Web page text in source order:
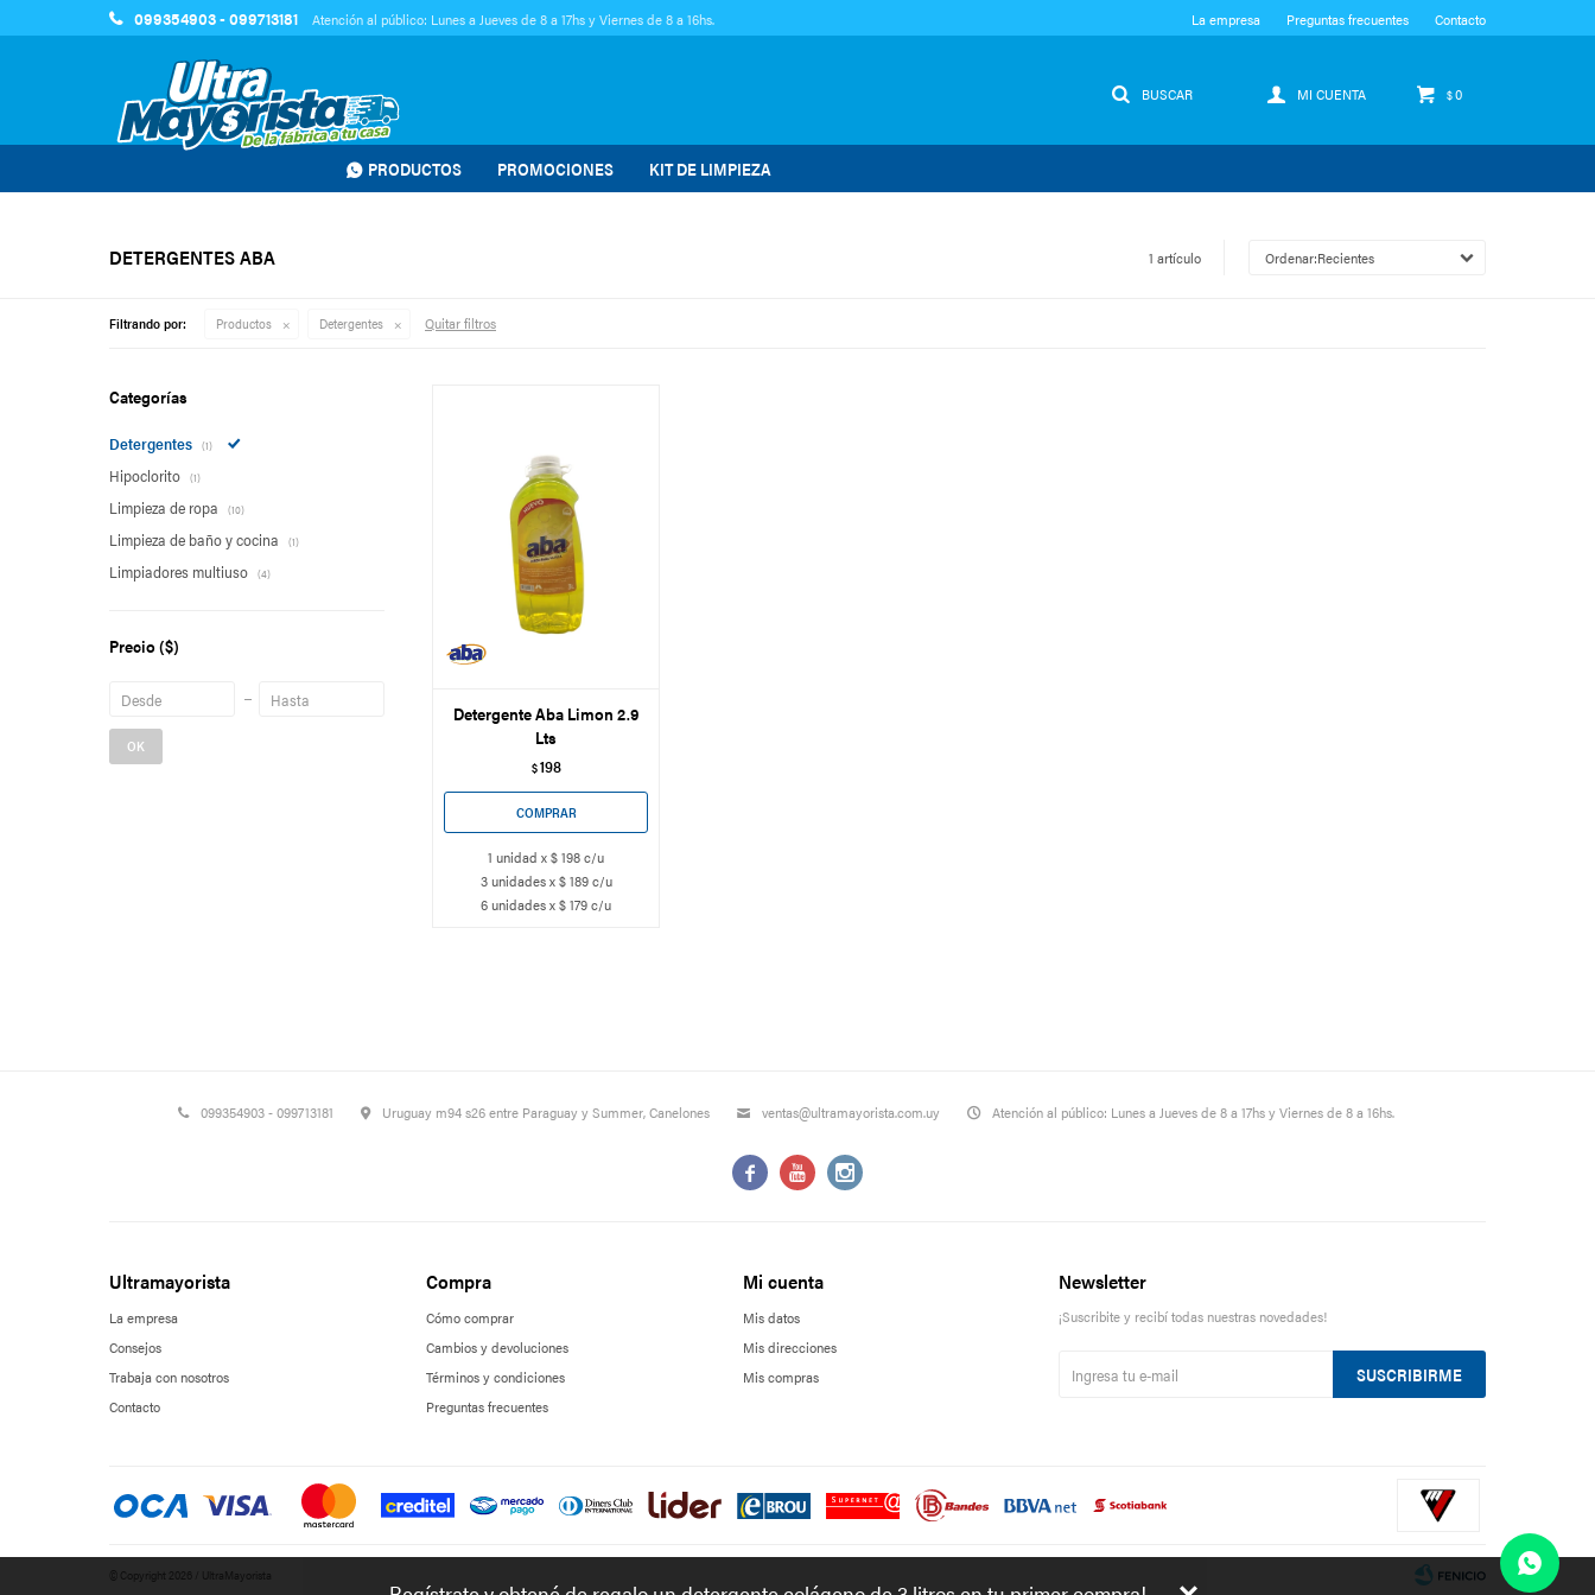
PRODUCTOS PROMOCIONES KIT DE LIMPIEZA
$0
099354903 - 099713181 Atención al público: Lunes a Jueves de 8 a 17hs y Viernes de 8 a 16hs. La empresa Preguntas frecuentes Contacto
DETERGENTES ABA 1 artículo Recientes
Filtrando por: Productos Detergentes Quitar filtros
Detergente Aba Limon 2.9
Lts
$198
1 unidad x $ 198 c/u
3 unidades x $ 189 c/u
6 unidades x $ 179 c/u
Categorías
Detergentes (1)
Hipoclorito (1)
Limpieza de ropa (10)
Limpieza de baño y cocina (1)
Limpiadores multiuso (4)
Precio($)
OK
099354903 - 099713181 Uruguay m94 s26 entre Paraguay y Summer, Canelones ventas@ultramayorista.com.uy Atención al público: Lunes a Jueves de 8 a 17hs y Viernes de 8 a 16hs.
  
Ultramayorista
La empresa
Consejos
Trabaja con nosotros
Contacto
Compra
Cómo comprar
Cambios y devoluciones
Términos y condiciones
Preguntas frecuentes
Mi cuenta
Mis datos
Mis direcciones
Mis compras
Newsletter
¡Suscribite y recibí todas nuestras novedades!
SUSCRIBIRME
© Copyright 2026 / UltraMayorista